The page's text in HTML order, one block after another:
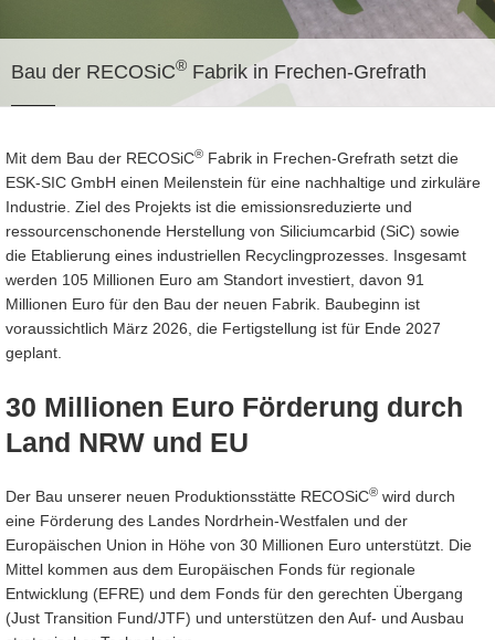
Bau der RECOSiC® Fabrik in Frechen-Grefrath
Mit dem Bau der RECOSiC® Fabrik in Frechen-Grefrath setzt die
ESK-SIC GmbH einen Meilenstein für eine nachhaltige und zirkuläre
Industrie. Ziel des Projekts ist die emissionsreduzierte und
ressourcenschonende Herstellung von Siliciumcarbid (SiC) sowie
die Etablierung eines industriellen Recyclingprozesses. Insgesamt
werden 105 Millionen Euro am Standort investiert, davon 91
Millionen Euro für den Bau der neuen Fabrik. Baubeginn ist
voraussichtlich März 2026, die Fertigstellung ist für Ende 2027
geplant. ​
30 Millionen Euro Förderung durch
Land NRW und EU
Der Bau unserer neuen Produktionsstätte RECOSiC® wird durch
eine Förderung des Landes Nordrhein-Westfalen und der
Europäischen Union in Höhe von 30 Millionen Euro unterstützt. Die
Mittel kommen aus dem Europäischen Fonds für regionale
Entwicklung (EFRE) und dem Fonds für den gerechten Übergang
(Just Transition Fund/JTF) und unterstützen den Auf- und Ausbau